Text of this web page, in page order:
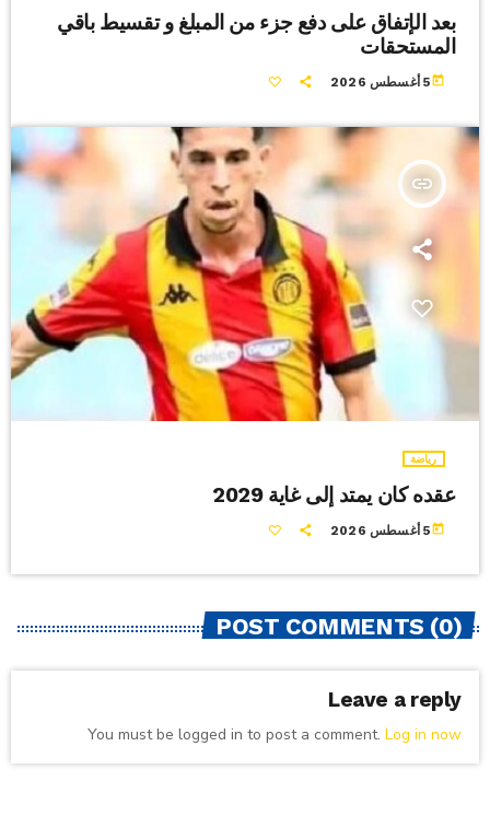
بعد الإتفاق على دفع جزء من المبلغ و تقسيط باقي
المستحقات
today 5 أغسطس 2026
insert_link
رياضة
عقده كان يمتد إلى غاية 2029
today5 أغسطس 2026
POST COMMENTS (0)
Leave a reply
You must be logged in to post a comment. Log in now